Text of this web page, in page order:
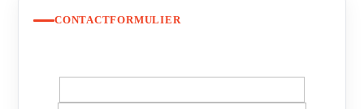
CONTACTFORMULIER